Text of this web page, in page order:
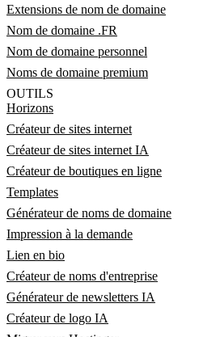
Extensions de nom de domaine
Nom de domaine .FR
Nom de domaine personnel
Noms de domaine premium
OUTILS
Horizons
Créateur de sites internet
Créateur de sites internet IA
Créateur de boutiques en ligne
Templates
Générateur de noms de domaine
Impression à la demande
Lien en bio
Créateur de noms d'entreprise
Générateur de newsletters IA
Créateur de logo IA